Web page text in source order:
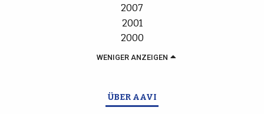
2007
2001
2000
WENIGER ANZEIGEN
ÜBER AAVI